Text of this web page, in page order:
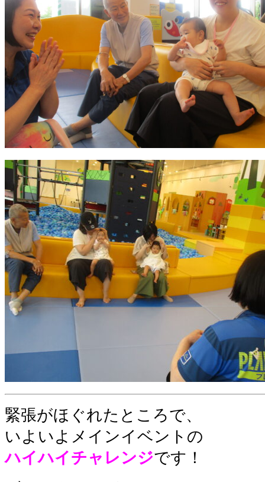
緊張がほぐれたところで、
いよいよメインイベントの
ハイハイチャレンジです！